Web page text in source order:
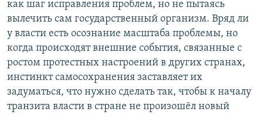
как шаг исправления проблем, но не пытаясь
вылечить сам государственный организм. Вряд ли
у власти есть осознание масштаба проблемы, но
когда происходят внешние события, связанные с
ростом протестных настроений в других странах,
инстинкт самосохранения заставляет их
задуматься, что нужно сделать так, чтобы к началу
транзита власти в стране не произошёл новый